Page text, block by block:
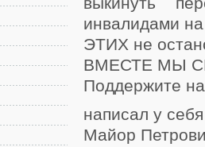
инвалидами
ЭТИХ не
ВМЕСТЕ МЫ
Поддержите
написал у
Майор